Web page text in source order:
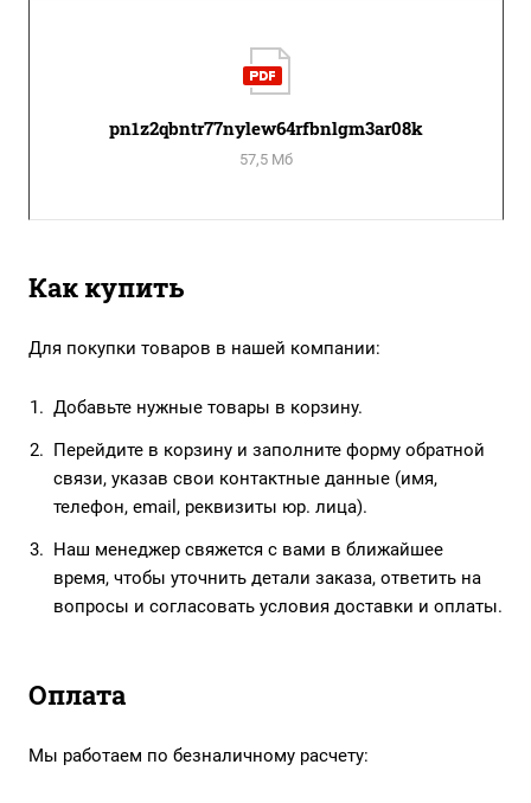
pn1z2qbntr77nylew64rfbnlgm3ar08k
57,5 Мб
Как купить
Для покупки товаров в нашей компании:
Добавьте нужные товары в корзину.
Перейдите в корзину и заполните форму обратной
связи, указав свои контактные данные (имя,
телефон, email, реквизиты юр. лица).
Наш менеджер свяжется с вами в ближайшее
время, чтобы уточнить детали заказа, ответить на
вопросы и согласовать условия доставки и оплаты.
Оплата
Мы работаем по безналичному расчету: